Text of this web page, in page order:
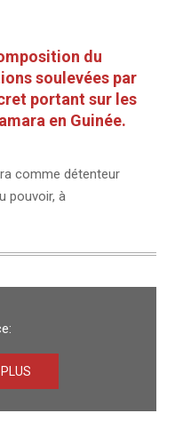
du
soulevées par
portant sur les
en Guinée.
comme détenteur
pouvoir, à